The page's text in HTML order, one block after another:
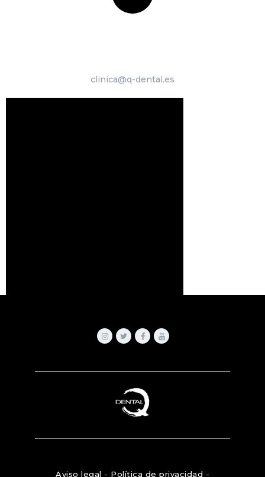
clinica@q-dental.es
Aviso legal - Política de privacidad -